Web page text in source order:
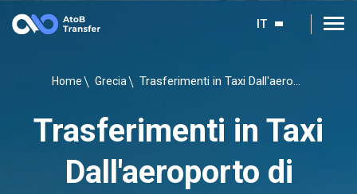
IT
Home Grecia Trasferimenti in Taxi Dall'aeroporto di Mykonos
Trasferimenti in Taxi
Dall'aeroporto di